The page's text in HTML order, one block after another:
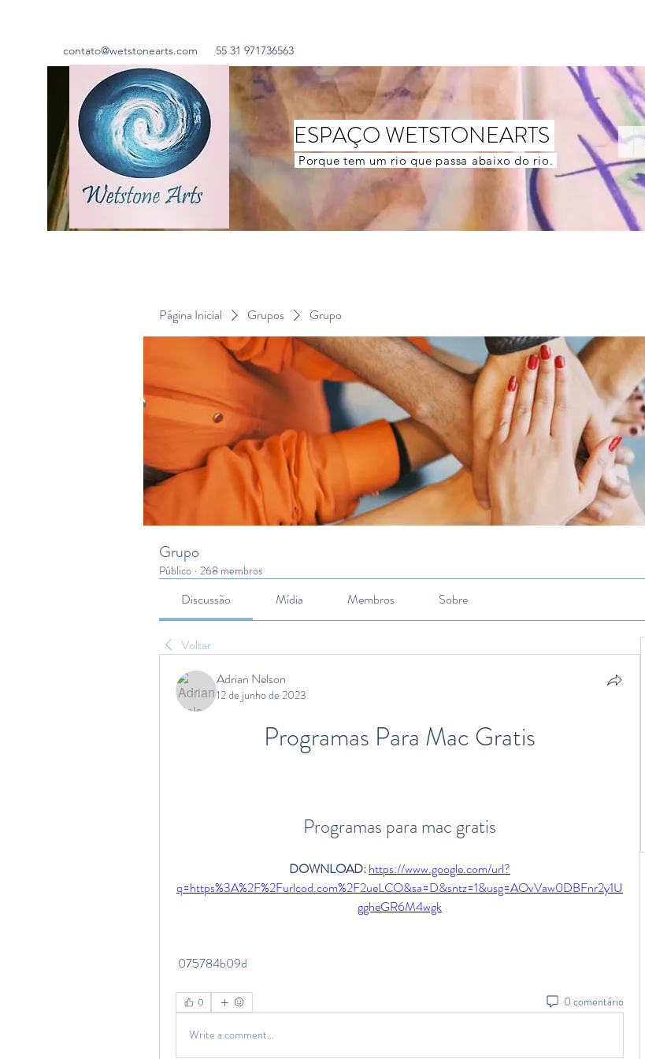
contato@wetstonearts.com 55 31 971736563
ESPAÇO WETSTONEARTS
Porque tem um rio que passa abaixo do rio.
Página Inicial Grupos Grupo
Grupo
Público · 268 membros
Discussão Mídia Membros Sobre
Voltar
Adrian Nelson
12 de junho de 2023
Programas Para Mac Gratis
Programas para mac gratis
DOWNLOAD: https://www.google.com/url?
q=https%3A%2F%2Furlcod.com%2F2ueLCO&sa=D&sntz=1&usg=AOvVaw0DBFnr2y1U
ggheGR6M4wgk
075784b09d
0 0 comentário
Write a comment...